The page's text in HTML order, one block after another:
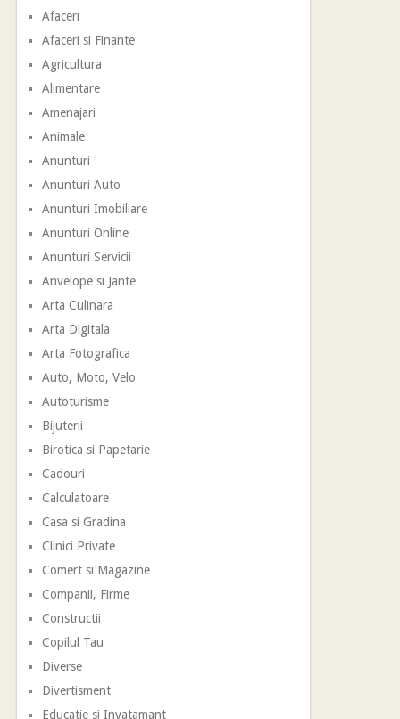
Afaceri
Afaceri si Finante
Agricultura
Alimentare
Amenajari
Animale
Anunturi
Anunturi Auto
Anunturi Imobiliare
Anunturi Online
Anunturi Servicii
Anvelope si Jante
Arta Culinara
Arta Digitala
Arta Fotografica
Auto, Moto, Velo
Autoturisme
Bijuterii
Birotica si Papetarie
Cadouri
Calculatoare
Casa si Gradina
Clinici Private
Comert si Magazine
Companii, Firme
Constructii
Copilul Tau
Diverse
Divertisment
Educatie si Invatamant